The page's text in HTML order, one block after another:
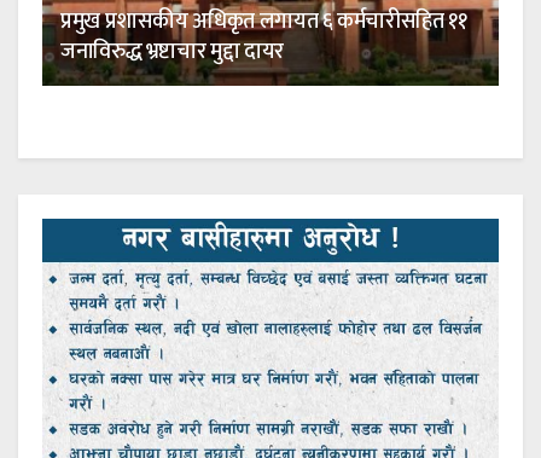
प्रमुख प्रशासकीय अधिकृत लगायत ६ कर्मचारीसहित ११
जनाविरुद्ध भ्रष्टाचार मुद्दा दायर